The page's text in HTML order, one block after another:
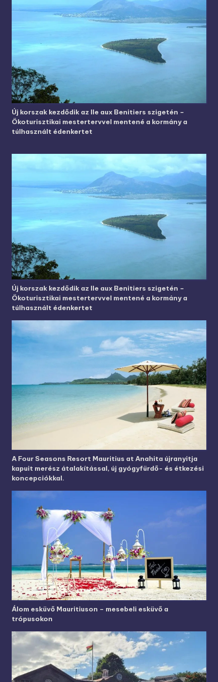
Új korszak kezdődik az Ile aux Benitiers szigetén –
Ökoturisztikai mestertervvel mentené a kormány a
túlhasznált édenkertet
Új korszak kezdődik az Ile aux Benitiers szigetén –
Ökoturisztikai mestertervvel mentené a kormány a
túlhasznált édenkertet
A Four Seasons Resort Mauritius at Anahita újranyitja
kapuit merész átalakítással, új gyógyfürdő- és étkezési
koncepciókkal.
Álom esküvő Mauritiuson – mesebeli esküvő a
trópusokon